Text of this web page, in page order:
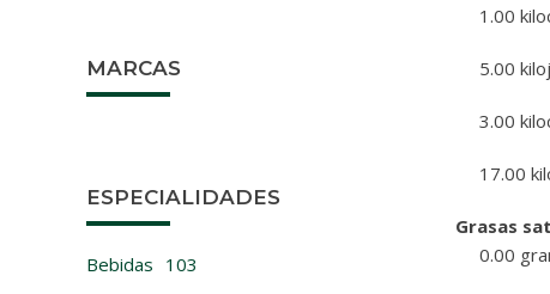
1.00
5.00
3.00
17.00
Grasas
0.00
MARCAS
ESPECIALIDADES
Bebidas 103